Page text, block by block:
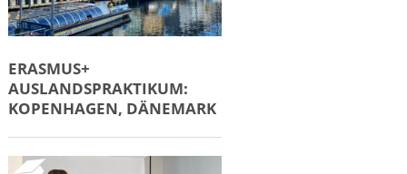
ERASMUS+
AUSLANDSPRAKTIKUM:
KOPENHAGEN, DÄNEMARK